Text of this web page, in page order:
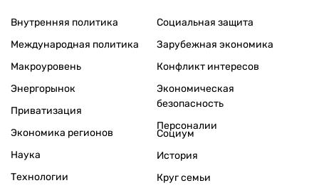
Внутренняя политика
Международная политика
Макроуровень
Энергорынок
Приватизация
Экономика регионов
Социальная защита
Зарубежная экономика
Конфликт интересов
Экономическая
безопасность
Персоналии
Наука
Технологии
Социум
История
Круг семьи